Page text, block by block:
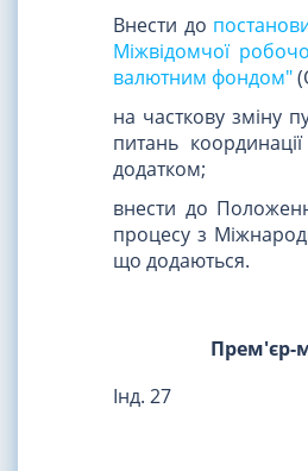
Внести до
Міжвідомчої
валютним фондом"
на часткову зміну
питань
додатком;
внести до
процесу з
що додаються.
Прем'єр-
Інд. 27